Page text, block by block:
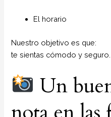
El horario
Nuestro objetivo es que:
te sientas cómodo y seguro.
Un